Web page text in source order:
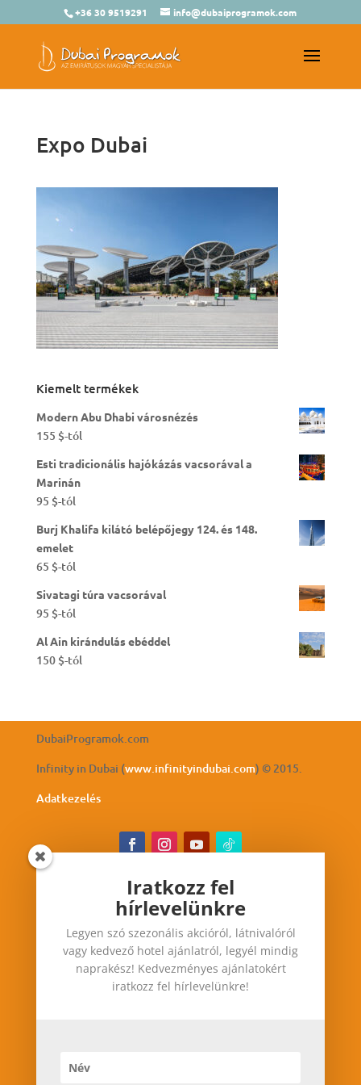
+36 30 9519291 info@dubaiprogramok.com
Expo Dubai
Kiemelt termékek
Modern Abu Dhabi városnézés
155 $-tól
Esti tradicionális hajókázás vacsorával a
Marinán
95 $-tól
Burj Khalifa kilátó belépőjegy 124. és 148.
emelet
65 $-tól
Sivatagi túra vacsorával
95 $-tól
Al Ain kirándulás ebéddel
150 $-tól
DubaiProgramok.com
Infinity in Dubai (www.infinityindubai.com) © 2015.
Adatkezelés
Iratkozz fel hírlevelünkre
Legyen szó szezonális akcióról, látnivalóról vagy
kedvező hotel ajánlatról, legyél mindig
naprakész! Kedvezményes ajánlatokért iratkozz
Iratkozz fel
hírlevelünkre
Legyen szó szezonális akcióról, látnivalóról
vagy kedvező hotel ajánlatról, legyél mindig
naprakész! Kedvezményes ajánlatokért
iratkozz fel hírlevelünkre!